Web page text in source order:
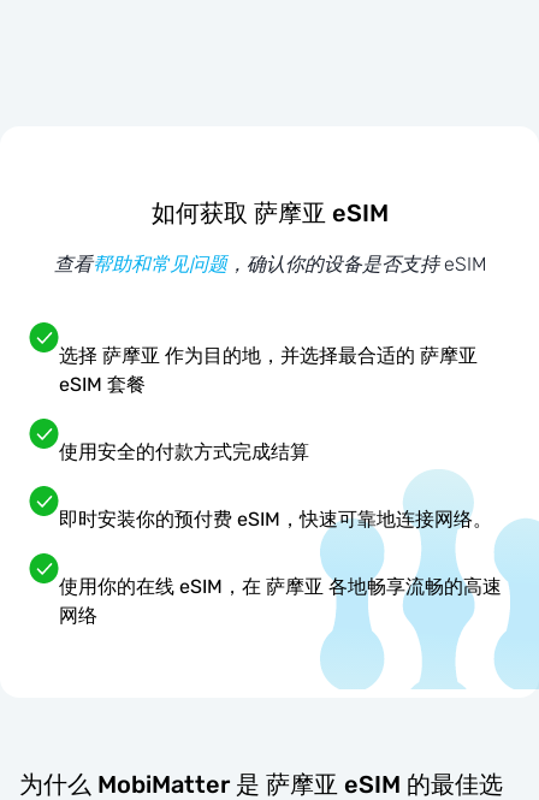
如何获取 萨摩亚 eSIM
查看帮助和常见问题，确认你的设备是否支持 eSIM
选择 萨摩亚 作为目的地，并选择最合适的 萨摩亚
eSIM 套餐
使用安全的付款方式完成结算
即时安装你的预付费 eSIM，快速可靠地连接网络。
使用你的在线 eSIM，在 萨摩亚 各地畅享流畅的高速
网络
为什么 MobiMatter 是 萨摩亚 eSIM 的最佳选